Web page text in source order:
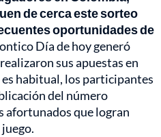
de cerca este sorteo
oportunidades de
Día de hoy generó
sus apuestas en
es habitual, los participantes
del número
afortunados que logran